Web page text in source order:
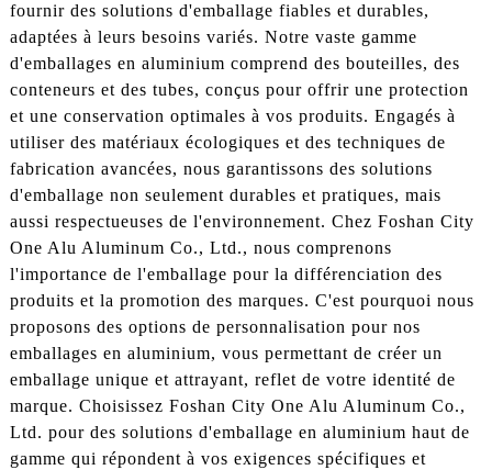
fournir des solutions d'emballage fiables et durables,
adaptées à leurs besoins variés. Notre vaste gamme
d'emballages en aluminium comprend des bouteilles, des
conteneurs et des tubes, conçus pour offrir une protection
et une conservation optimales à vos produits. Engagés à
utiliser des matériaux écologiques et des techniques de
fabrication avancées, nous garantissons des solutions
d'emballage non seulement durables et pratiques, mais
aussi respectueuses de l'environnement. Chez Foshan City
One Alu Aluminum Co., Ltd., nous comprenons
l'importance de l'emballage pour la différenciation des
produits et la promotion des marques. C'est pourquoi nous
proposons des options de personnalisation pour nos
emballages en aluminium, vous permettant de créer un
emballage unique et attrayant, reflet de votre identité de
marque. Choisissez Foshan City One Alu Aluminum Co.,
Ltd. pour des solutions d'emballage en aluminium haut de
gamme qui répondent à vos exigences spécifiques et